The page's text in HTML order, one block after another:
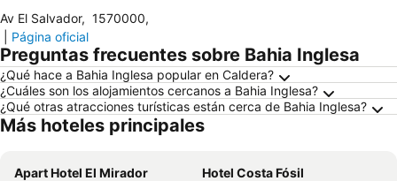
Av El Salvador, 1570000,
Página oficial
Preguntas frecuentes sobre Bahia Inglesa
¿Qué hace a Bahia Inglesa popular en Caldera?
¿Cuáles son los alojamientos cercanos a Bahia Inglesa?
¿Qué otras atracciones turísticas están cerca de Bahia Inglesa?
Más hoteles principales
Apart Hotel El Mirador
Hotel Costa Fósil